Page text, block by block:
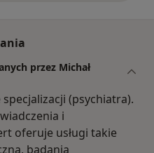
przez Michał
(psychiatra).
i
oferuje usługi takie
badania